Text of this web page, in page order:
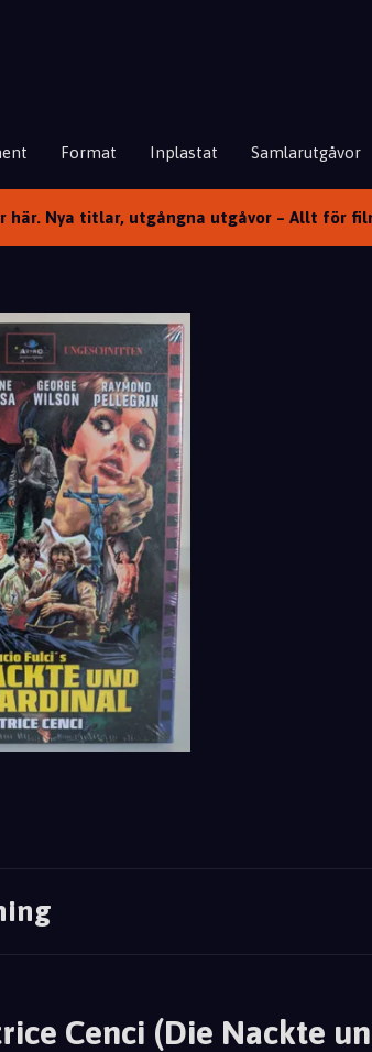
Format Inplastat Samlarutgåvor
Nya titlar, utgångna utgåvor – Allt för
Cenci (Die Nackte